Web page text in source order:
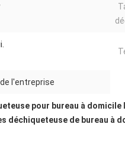
l'entreprise
pour bureau à domicile
déchiqueteuse de bureau à